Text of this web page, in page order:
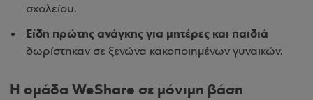
σχολείου.
Είδη πρώτης ανάγκης για μητέρες και παιδιά
δωρίστηκαν σε ξενώνα κακοποιημένων γυναικών.
Η ομάδα WeShare σε μόνιμη βάση